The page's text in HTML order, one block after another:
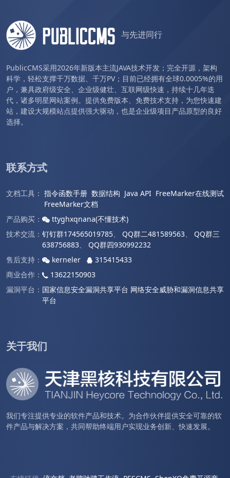
与先进同行
PublicCMS采用2026年新版本主流JAVA技术开发；完全开源，架构
科学，轻松支撑千万数据、千万PV；目前已经拥有全球0.0005%的用
户，兼具政府级安全、企业级健壮、互联网级快速，持续十几年迭
代，诸多明星网站案例。提供免费版本、免费技术支持，为您快速建
站，建设大规模站点提供强大驱动，也是企业级项目产品原型的良好
选择。
联系方式
文档工具： 指令函数手册 数据结构 Java API FreeMarker在线测试
FreeMarker文档
产品购买：
ttyghxqnana(不懂技术)
技术交流： 钉钉群174565019785、 QQ群二481589563、 QQ群三
638756883、 QQ群四930992232
售后支持：
kerneler
315415433
商业合作：
13622150903
漏洞平台： 国家信息安全漏洞共享平台 网络安全威胁和漏洞信息共享
平台
关于我们
我们专注提供专业的软件产品和技术。为合作伙伴提供安全可靠的软
件产品与解决方案，共同帮助终端用户实现业务创新、快速发展。